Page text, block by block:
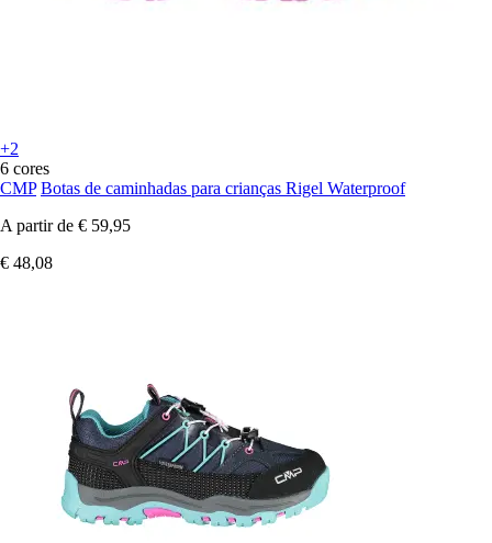
+2
6 cores
CMP Botas de caminhadas para crianças Rigel Waterproof
A partir de € 59,95
€ 48,08